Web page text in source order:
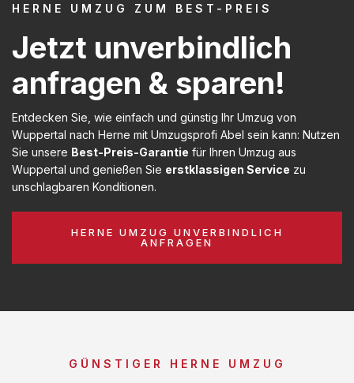
HERNE UMZUG ZUM BEST-PREIS
Jetzt unverbindlich
anfragen & sparen!
Entdecken Sie, wie einfach und günstig Ihr Umzug von
Wuppertal nach Herne mit Umzugsprofi Abel sein kann: Nutzen
Sie unsere Best-Preis-Garantie für Ihren Umzug aus
Wuppertal und genießen Sie erstklassigen Service zu
unschlagbaren Konditionen.
HERNE UMZUG UNVERBINDLICH
ANFRAGEN
GÜNSTIGER HERNE UMZUG